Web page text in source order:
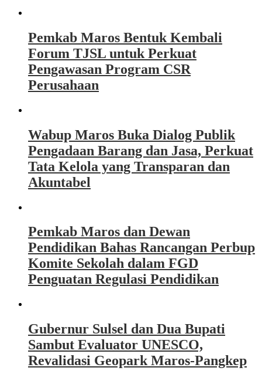
Pemkab Maros Bentuk Kembali
Forum TJSL untuk Perkuat
Pengawasan Program CSR
Perusahaan
Wabup Maros Buka Dialog Publik
Pengadaan Barang dan Jasa, Perkuat
Tata Kelola yang Transparan dan
Akuntabel
Pemkab Maros dan Dewan
Pendidikan Bahas Rancangan Perbup
Komite Sekolah dalam FGD
Penguatan Regulasi Pendidikan
Gubernur Sulsel dan Dua Bupati
Sambut Evaluator UNESCO,
Revalidasi Geopark Maros-Pangkep